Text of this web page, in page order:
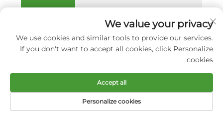
כל הזכויות שמורות © XIAMEN HUAKANG ORTHOPEDIC CO.,
LTD. מדיניות הפרטיות
גלול למעלה
We value your privacy
We use cookies and similar tools to provide our services.
If you don't want to accept all cookies, click Personalize
cookies.
Personalize cookies
Accept all